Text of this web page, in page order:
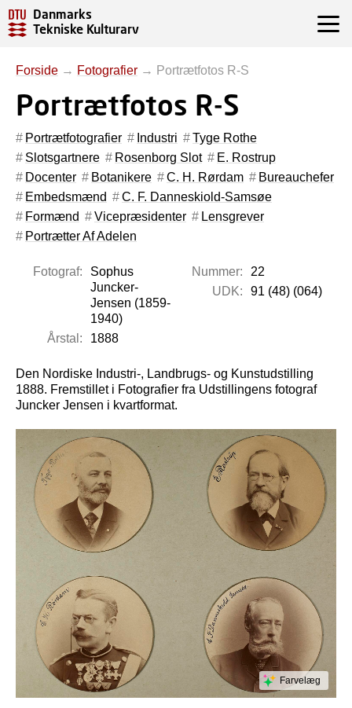
Danmarks
Tekniske Kulturarv
Forside → Fotografier → Portrætfotos R-S
Portrætfotos R-S
Portrætfotografier Industri
Tyge Rothe
Slotsgartnere
Rosenborg Slot
E. Rostrup
Docenter
Botanikere C. H. Rørdam
Bureauchefer
Embedsmænd
C. F. Danneskiold-Samsøe
Formænd
Vicepræsidenter
Lensgrever
Portrætter Af Adelen
Fotograf:
Sophus
Juncker-
Jensen (1859-
1940)
Årstal:
1888
Nummer:
22
UDK:
91 (48) (064)
Den Nordiske Industri-, Landbrugs- og Kunstudstilling
1888. Fremstillet i Fotografier fra Udstillingens fotograf
Juncker Jensen i kvartformat.
Farvelæg